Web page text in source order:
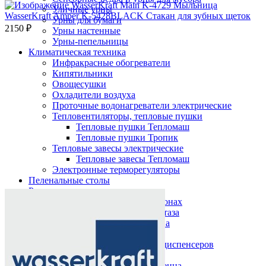
Уличные урны
Урны для бумаги
Урны настенные
Урны-пепельницы
Климатическая техника
Инфракрасные обогреватели
Кипятильники
Овощесушки
Охладители воздуха
Проточные водонагреватели электрические
Тепловентиляторы, тепловые пушки
Тепловые пушки Тепломаш
Тепловые пушки Тропик
Тепловые завесы электрические
Тепловые завесы Тепломаш
Электронные терморегуляторы
Пеленальные столы
Расходные материалы
Бумажные полотенца в рулонах
Бумажные сиденья для унитаза
Дезинфицирующие средства
Картриджи и баллоны для диспенсеров
освежителя воздуха
WasserKraft Amper K-5428BLACK Стакан для зубных щеток
2150 ₽
Нажмите, чтобы увеличить